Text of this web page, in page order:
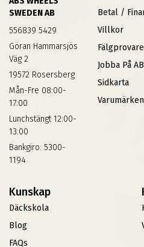
SWEDEN AB
556839 5429
Göran Hammarsjös
Väg 2
19572 Rosersberg
Mån-Fre 08:00-
17:00
Lunchstängt 12:00-
13:00
Bankgiro: 5300-
1194
Betal /
Villkor
Jobba På
Sidkarta
Varumärken
Kunskap
Däckskola
Blog
FAQs